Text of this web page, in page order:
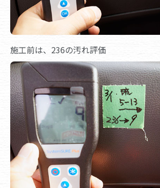
施工前は、236の汚れ評価